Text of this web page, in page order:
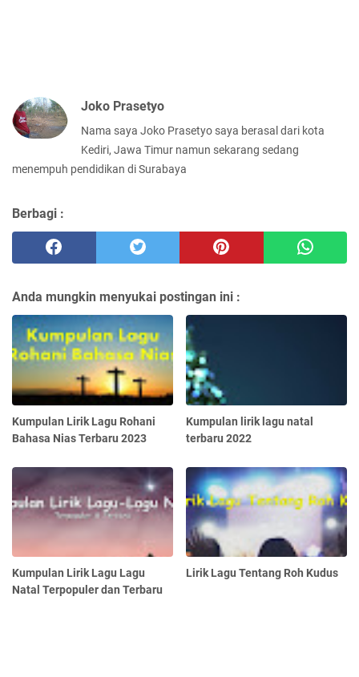
Joko Prasetyo
Nama saya Joko Prasetyo saya berasal dari kota
Kediri, Jawa Timur namun sekarang sedang
menempuh pendidikan di Surabaya
Berbagi :
Anda mungkin menyukai postingan ini :
Kumpulan Lirik Lagu Rohani
Bahasa Nias Terbaru 2023
Kumpulan lirik lagu natal
terbaru 2022
Kumpulan Lirik Lagu Lagu
Natal Terpopuler dan Terbaru
Lirik Lagu Tentang Roh Kudus